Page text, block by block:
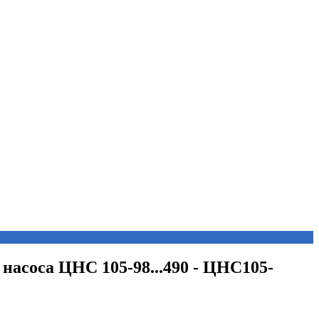
насоса ЦНС 105-98...490 - ЦНС105-